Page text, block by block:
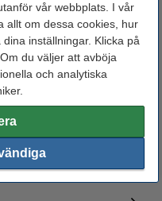
vår webbplats. I vår
allt om dessa cookies, hur
inställningar. Klicka på
du väljer att avböja
och analytiska
A4 230g 123ink fotopapper
FSC® | canvasstruktur | 20 ark